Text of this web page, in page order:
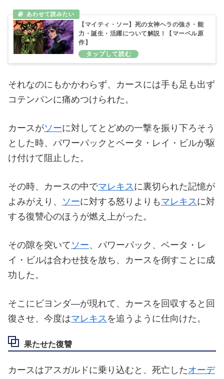
【マイティ・ソー】死の女神ヘラの強さ・能
力・誕生・活躍について解説！【マーベル原
作】
それなのにもかかわらず、カースには手も足も出ず
コテンパンに痛めつけられた。
カースがソーに対してとどめの一撃を振り下ろそう
とした時、パワーパックとベータ・レイ・ビルが駆
け付けて阻止した。
その時、カースの中でマレキスに裏切られた記憶が
よみがえり、 ソーに対する怒りよりも マレキスに対
する復讐心のほうが燃え上がった。
その隙を突いて ソー、パワーパック、ベータ・レ
イ・ビルは合わせ技を放ち、カースを倒すことに成
功した。
そこにビヨンダ―が現れて、カースを回収すると回
復させ、今度はマレキス を追うように仕向けた。
果たせた復讐
カースはアスガルドに乗り込むと、死亡したオーデ